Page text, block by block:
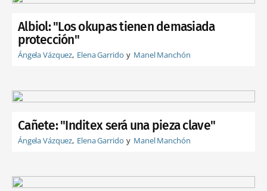
Albiol: "Los okupas tienen demasiada
protección"
Ángela Vázquez Elena Garrido Manel Manchón
Cañete: "Inditex será una pieza clave"
Ángela Vázquez Elena Garrido Manel Manchón